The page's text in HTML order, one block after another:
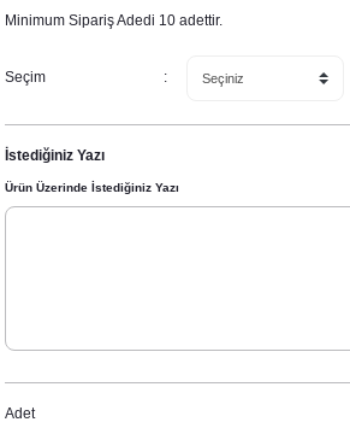
Minimum Sipariş Adedi 10 adettir.
Seçim
İstediğiniz Yazı
Ürün Üzerinde İstediğiniz Yazı
Adet